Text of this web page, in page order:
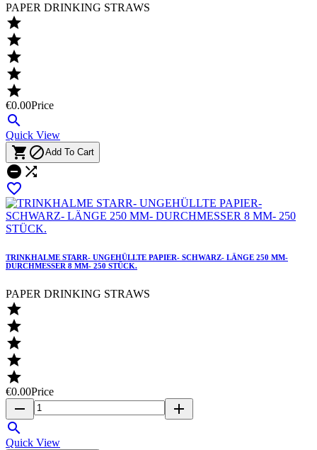
PAPER DRINKING STRAWS





€0.00Price

Quick View
 Add To Cart
 

TRINKHALME STARR- UNGEHÜLLTE PAPIER- SCHWARZ- LÄNGE 250 MM-
DURCHMESSER 8 MM- 250 STÜCK.
PAPER DRINKING STRAWS





€0.00Price
remove
add

Quick View